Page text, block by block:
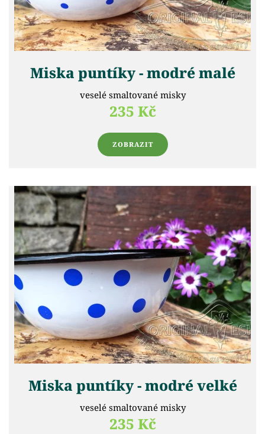
Miska puntíky - modré malé
veselé smaltované misky
235 Kč
ZOBRAZIT
Miska puntíky - modré velké
veselé smaltované misky
235 Kč